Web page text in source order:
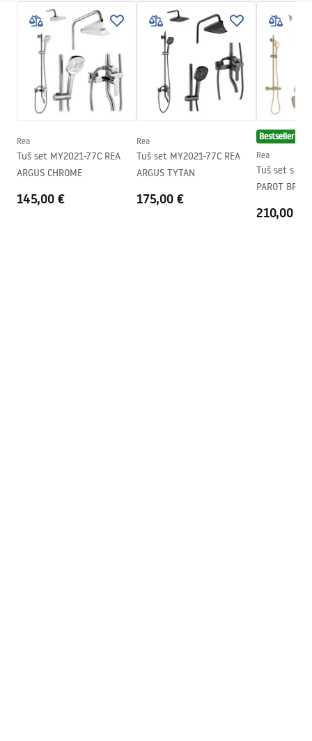
Tip kabine
Do zida
Boja stakla
Transparent 6mm
Način otvaranja
zakretni
Seria
Atlas
Montaža
Na tuš kadi ili podu
Smjer kabine
Lijevo ili desno
Jamstvo
24 mjeseca
Premaz Easy Clean
Da, na jednoj strani stakla.
Warunki bezpieczeństwa
WARUNKI BEZPIECZENSTWA KABINY DRZWI
PARAWANY.pdf
Manual
Instrukcja_monta__u_kabiny_przy__ciennej_Atlas.pdf
Rea
Tuš set MY2021-77C REA
ARGUS CHROME
145,00 €
Rea
Tuš set MY2021-77C REA
ARGUS TYTAN
175,00 €
Bestseller
Rea
Tuš set s
PAROT
210,00 €